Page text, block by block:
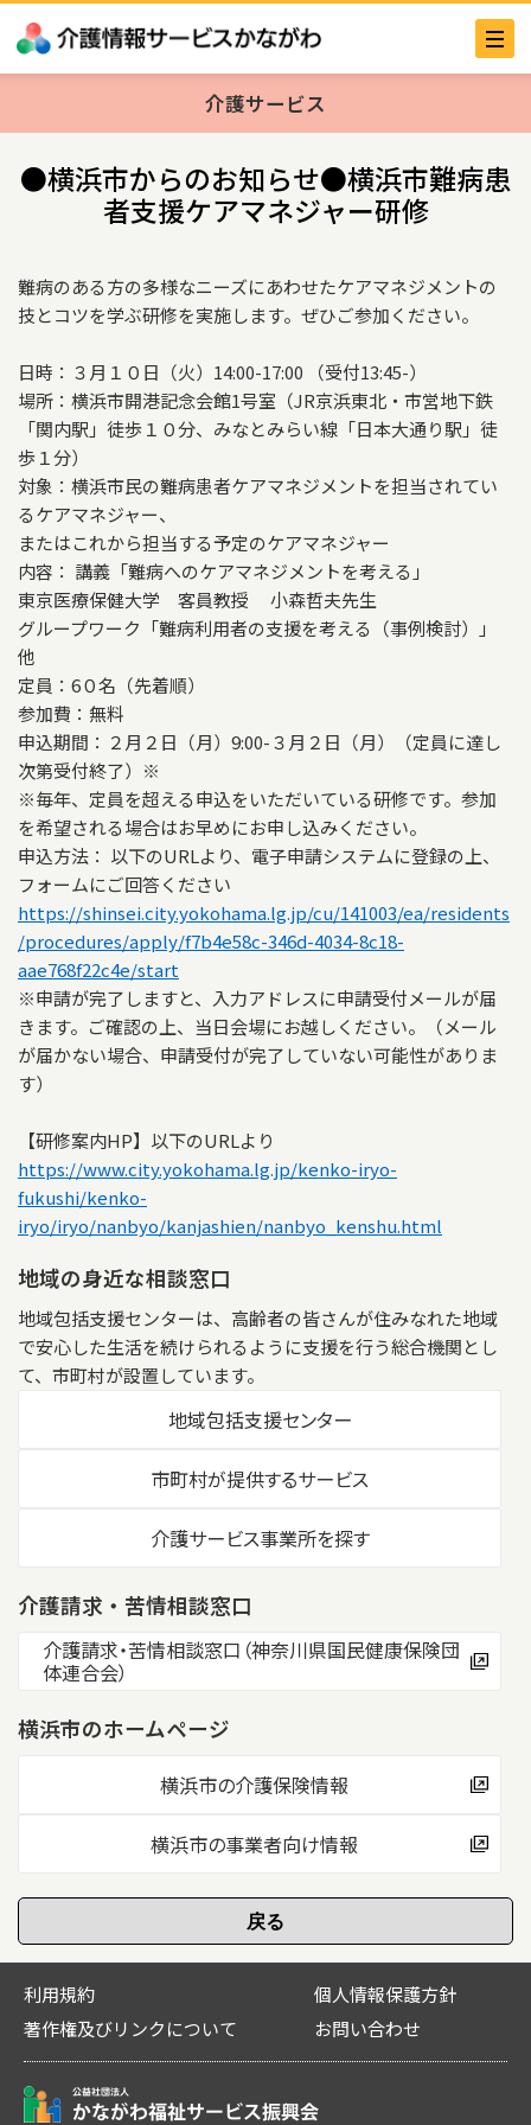
介護サービス
●横浜市からのお知らせ●横浜市難病患
者支援ケアマネジャー研修
難病のある方の多様なニーズにあわせたケアマネジメントの
技とコツを学ぶ研修を実施します。ぜひご参加ください。
日時：３月１０日（火）14:00-17:00 （受付13:45-）
場所：横浜市開港記念会館1号室（JR京浜東北・市営地下鉄
「関内駅」徒歩１０分、みなとみらい線「日本大通り駅」徒
歩１分）
対象：横浜市民の難病患者ケアマネジメントを担当されてい
るケアマネジャー、
またはこれから担当する予定のケアマネジャー
内容： 講義「難病へのケアマネジメントを考える」
東京医療保健大学 客員教授 小森哲夫先生
グループワーク「難病利用者の支援を考える（事例検討）」
他
定員：6０名（先着順）
参加費：無料
申込期間：２月２日（月）9:00-３月２日（月）（定員に達し
次第受付終了）※
※毎年、定員を超える申込をいただいている研修です。参加
を希望される場合はお早めにお申し込みください。
申込方法： 以下のURLより、電子申請システムに登録の上、
フォームにご回答ください
https://shinsei.city.yokohama.lg.jp/cu/141003/ea/residents
/procedures/apply/f7b4e58c-346d-4034-8c18-
aae768f22c4e/start
※申請が完了しますと、入力アドレスに申請受付メールが届
きます。ご確認の上、当日会場にお越しください。（メール
が届かない場合、申請受付が完了していない可能性がありま
す）
【研修案内HP】以下のURLより
https://www.city.yokohama.lg.jp/kenko-iryo-
fukushi/kenko-
iryo/iryo/nanbyo/kanjashien/nanbyo_kenshu.html
地域の身近な相談窓口
地域包括支援センターは、高齢者の皆さんが住みなれた地域
で安心した生活を続けられるように支援を行う総合機関とし
て、市町村が設置しています。
地域包括支援センター
市町村が提供するサービス
介護サービス事業所を探す
介護請求・苦情相談窓口
介護請求・苦情相談窓口（神奈川県国民健康保険団
体連合会）
横浜市のホームページ
横浜市の介護保険情報
横浜市の事業者向け情報
利用規約
個人情報保護方針
著作権及びリンクについて
お問い合わせ